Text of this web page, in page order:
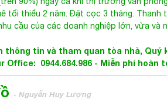
tối thiểu 2 năm. Đặt cọc 3 tháng. Thanh
cầu của các doanh nghiệp lớn, vừa và
Office: 0944.684.986 -Miễn phí hoàn